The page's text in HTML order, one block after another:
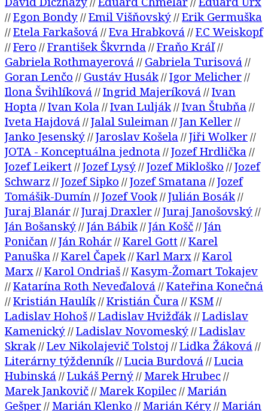
//Egon Bondy//Emil Višňovský//Erik Germuška
//Etela Farkašová //Eva Hrabková //F.C Weiskopf
//Fero //František Škvrnda //Fraňo Kráľ//
Gabriela Rothmayerová // Gabriela Turisová //
Goran Lenčo // Gustáv Husák//Igor Melicher//
Ilona Švihlíková //Ingrid Majeríková //Ivan
Hopta //Ivan Kola //Ivan Lulják//Ivan Štubňa //
Iveta Hajdová //Jalal Suleiman//Jan Keller//
Janko Jesenský//Jaroslav Košela //Jiři Wolker//
JOTA - Konceptuálna jednota //Jozef Hrdlička //
Jozef Leikert//Jozef Lysý//Jozef Mikloško //Jozef
Schwarz //Jozef Sipko //Jozef Smatana //Jozef
Tomášik-Dumín//Jozef Vook//Julián Bosák//
Juraj Blanár//Juraj Draxler//Juraj Janošovský//
Ján Bošanský//Ján Bábik//Ján Košč//Ján
Poničan//Ján Rohár//Karel Gott//Karel
Panuška //Karel Čapek//Karl Marx//Karol
Marx//Karol Ondriaš//Kasym-Žomart Tokajev
//Katarína Roth Neveďalová //Kateřina Konečná
//Kristián Haulík//Kristián Čura //KSM//
Ladislav Hohoš//Ladislav Hvižďák//Ladislav
Kamenický//Ladislav Novomeský//Ladislav
Skrak//Lev Nikolajevič Tolstoj //Lidka Žáková //
Literárny týždenník//Lucia Burdová //Lucia
Hubinská //Lukáš Perný// Marek Hrubec//
Marek Jankovič// Marek Kopilec// Marián
Gešper// Marián Klenko // Marián Kéry// Marián